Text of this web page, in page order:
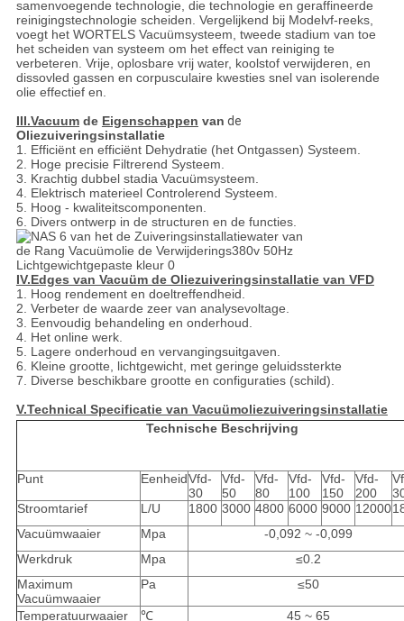
samenvoegende technologie, die technologie en geraffineerde
reinigingstechnologie scheiden. Vergelijkend bij Modelvf-reeks,
voegt het WORTELS Vacuümsysteem, tweede stadium van toe
het scheiden van systeem om het effect van reiniging te
verbeteren. Vrije, oplosbare vrij water, koolstof verwijderen, en
dissovled gassen en corpusculaire kwesties snel van isolerende
olie effectief en.
III.Vacuumde Eigenschappen van de
Oliezuiveringsinstallatie
1. Efficiënt en efficiënt Dehydratie (het Ontgassen) Systeem.
2. Hoge precisie Filtrerend Systeem.
3. Krachtig dubbel stadia Vacuümsysteem.
4. Elektrisch materieel Controlerend Systeem.
5. Hoog - kwaliteitscomponenten.
6. Divers ontwerp in de structuren en de functies.
IV.Edges van Vacuüm de Oliezuiveringsinstallatie van VFD
1. Hoog rendement en doeltreffendheid.
2. Verbeter de waarde zeer van analysevoltage.
3. Eenvoudig behandeling en onderhoud.
4. Het online werk.
5. Lagere onderhoud en vervangingsuitgaven.
6. Kleine grootte, lichtgewicht, met geringe geluidssterkte
7. Diverse beschikbare grootte en configuraties (schild).
V.Technical Specificatie van Vacuümoliezuiveringsinstallatie
Technische Beschrijving
Punt EenheidVfd-
30
Vfd-
50
Vfd-
80
Vfd-
100
Vfd-
150
Vfd-
200
Stroomtarief
L/U 1800 3000 4800 6000 9000 12000
Vacuümwaaier
Mpa
-0,092 ~ -0,099
Werkdruk
Mpa
≤0.2
Maximum
Vacuümwaaier
Pa ≤50
Temperatuurwaaier ℃ 45 ~ 65